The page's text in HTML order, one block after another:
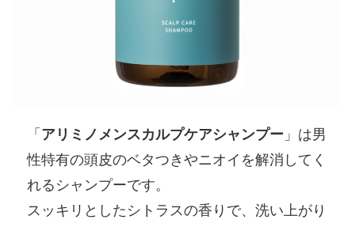
「 アリミノメンスカルプケアシャンプー 」は男
性特有の頭皮のベタつきやニオイを解消してく
れるシャンプーです。
スッキリとしたシトラスの香りで、洗い上がり